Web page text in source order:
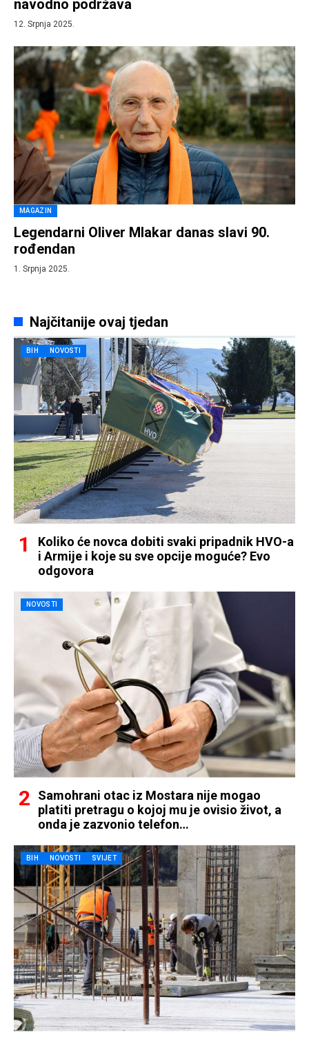
navodno podržava
12. Srpnja 2025.
MAGAZIN
Legendarni Oliver Mlakar danas slavi 90.
rođendan
1. Srpnja 2025.
Najčitanije ovaj tjedan
BIH NOVOSTI
Koliko će novca dobiti svaki pripadnik HVO-a
i Armije i koje su sve opcije moguće? Evo
odgovora
NOVOSTI
Samohrani otac iz Mostara nije mogao
platiti pretragu o kojoj mu je ovisio život, a
onda je zazvonio telefon…
BIH NOVOSTI SVIJET